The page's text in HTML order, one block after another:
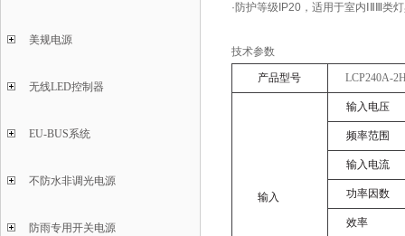
美规电源
无线LED控制器
EU-BUS系统
不防水非调光电源
防雨专用开关电源
·防护等级IP20，适用于室内ⅠⅡⅢ类
技术参数
产品型号 LCP240A-
输入
输入电压
频率范围
输入电流
功率因数
效率